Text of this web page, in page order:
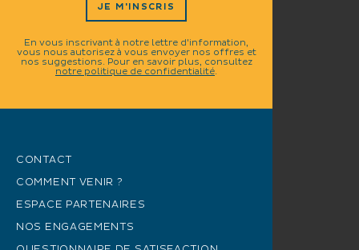
JE M'INSCRIS
En vous inscrivant à notre lettre d'information,
vous nous autorisez à vous envoyer nos offres et
nos suggestions. Pour en savoir plus, consultez
notre politique de confidentialité.
CONTACT
COMMENT VENIR ?
ESPACE PARTENAIRES
NOS ENGAGEMENTS